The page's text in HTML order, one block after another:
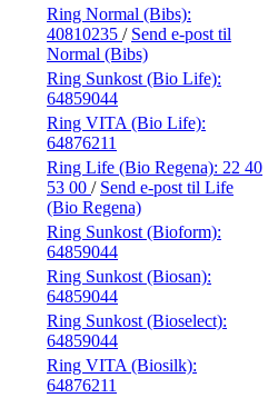
Ring Normal (Bibs):
40810235 / Send e-post til
Normal (Bibs)
Ring Sunkost (Bio Life):
64859044
Ring VITA (Bio Life):
64876211
Ring Life (Bio Regena): 22 40
53 00 / Send e-post til Life
(Bio Regena)
Ring Sunkost (Bioform):
64859044
Ring Sunkost (Biosan):
64859044
Ring Sunkost (Bioselect):
64859044
Ring VITA (Biosilk):
64876211